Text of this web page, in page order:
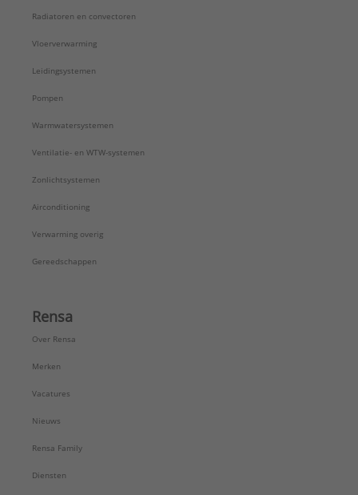
Radiatoren en convectoren
Vloerverwarming
Leidingsystemen
Pompen
Warmwatersystemen
Ventilatie- en WTW-systemen
Zonlichtsystemen
Airconditioning
Verwarming overig
Gereedschappen
Rensa
Over Rensa
Merken
Vacatures
Nieuws
Rensa Family
Diensten